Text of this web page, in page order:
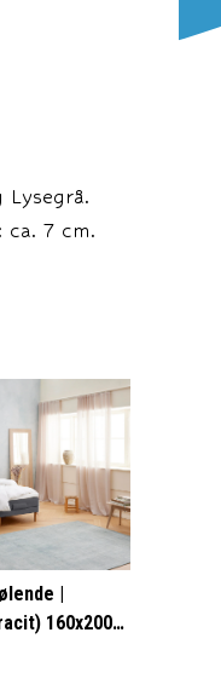
ca. 7 cm.
|
160x200